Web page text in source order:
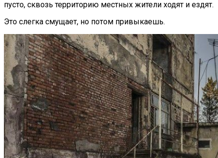
пусто, сквозь территорию местных жители ходят и ездят.
Это слегка смущает, но потом привыкаешь.